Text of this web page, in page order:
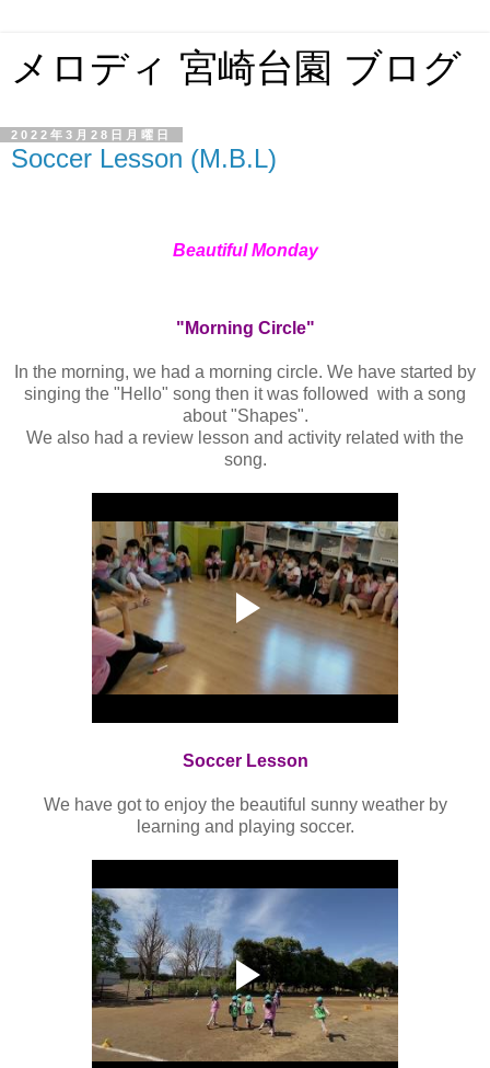
メロディ 宮崎台園 ブログ
2022年3月28日月曜日
Soccer Lesson (M.B.L)
Beautiful Monday
"Morning Circle"
In the morning, we had a morning circle. We have started by
singing the "Hello" song then it was followed with a song
about "Shapes".
We also had a review lesson and activity related with the
song.
Soccer Lesson
We have got to enjoy the beautiful sunny weather by
learning and playing soccer.